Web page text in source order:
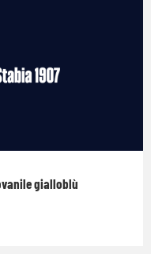
gialloblù